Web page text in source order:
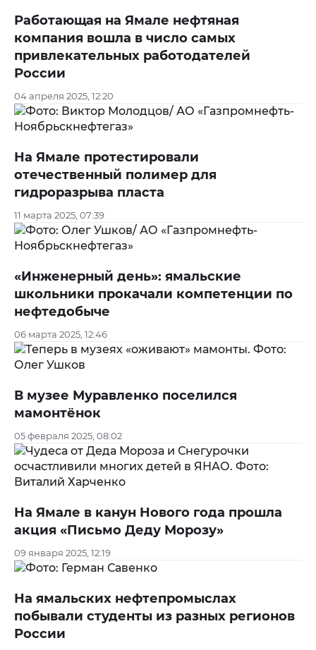
Работающая на Ямале нефтяная
компания вошла в число самых
привлекательных работодателей
России
04 апреля 2025, 12:20
На Ямале протестировали
отечественный полимер для
гидроразрыва пласта
11 марта 2025, 07:39
«Инженерный день»: ямальские
школьники прокачали компетенции по
нефтедобыче
06 марта 2025, 12:46
В музее Муравленко поселился
мамонтёнок
05 февраля 2025, 08:02
На Ямале в канун Нового года прошла
акция «Письмо Деду Морозу»
09 января 2025, 12:19
На ямальских нефтепромыслах
побывали студенты из разных регионов
России